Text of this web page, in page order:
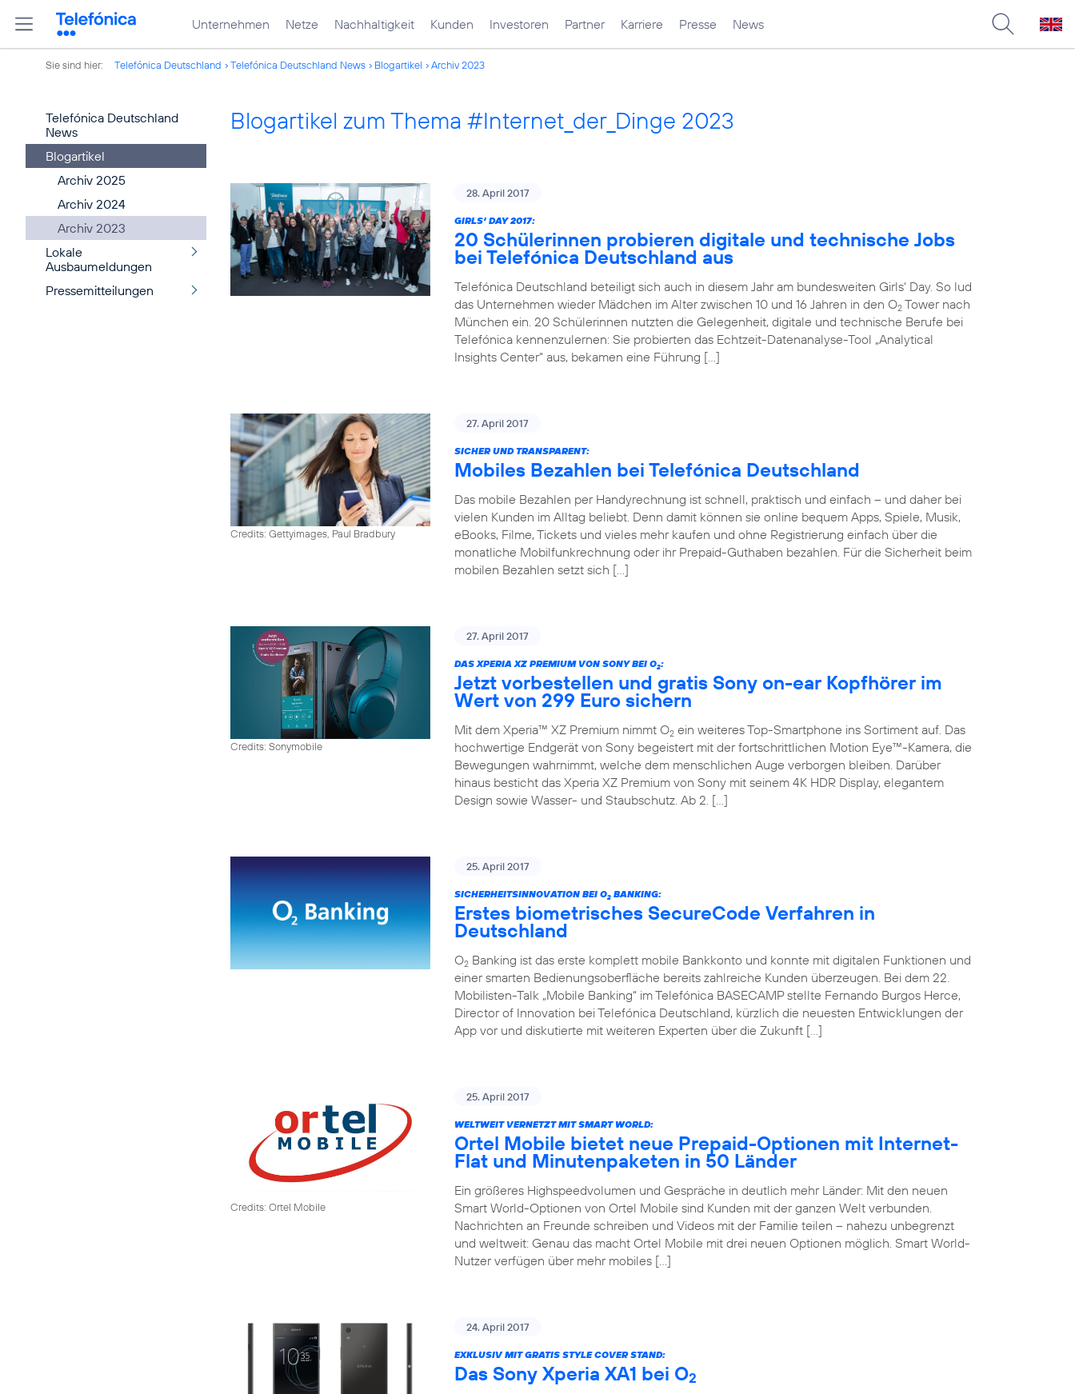
Unternehmen Netze Nachhaltigkeit Kunden Investoren Partner Karriere Presse News
Sie sind hier: Telefónica Deutschland Telefónica Deutschland News Blogartikel Archiv 2023
Telefónica Deutschland
News
Blogartikel
Archiv 2025
Archiv 2024
Archiv 2023
Lokale
Ausbaumeldungen
Pressemitteilungen
Blogartikel zum Thema #Internet_der_Dinge 2023
28. April 2017
GIRLS‘ DAY 2017:
20 Schülerinnen probieren digitale und technische Jobs
bei Telefónica Deutschland aus
Telefónica Deutschland beteiligt sich auch in diesem Jahr am bundesweiten Girls‘ Day. So lud
das Unternehmen wieder Mädchen im Alter zwischen 10 und 16 Jahren in den O2 Tower nach
München ein. 20 Schülerinnen nutzten die Gelegenheit, digitale und technische Berufe bei
Telefónica kennenzulernen: Sie probierten das Echtzeit-Datenanalyse-Tool „Analytical
Insights Center“ aus, bekamen eine Führung […]
Credits: Gettyimages, Paul Bradbury
27. April 2017
SICHER UND TRANSPARENT:
Mobiles Bezahlen bei Telefónica Deutschland
Das mobile Bezahlen per Handyrechnung ist schnell, praktisch und einfach – und daher bei
vielen Kunden im Alltag beliebt. Denn damit können sie online bequem Apps, Spiele, Musik,
eBooks, Filme, Tickets und vieles mehr kaufen und ohne Registrierung einfach über die
monatliche Mobilfunkrechnung oder ihr Prepaid-Guthaben bezahlen. Für die Sicherheit beim
mobilen Bezahlen setzt sich […]
Credits: Sonymobile
27. April 2017
DAS XPERIA XZ PREMIUM VON SONY BEI O2:
Jetzt vorbestellen und gratis Sony on-ear Kopfhörer im
Wert von 299 Euro sichern
Mit dem Xperia™ XZ Premium nimmt O2 ein weiteres Top-Smartphone ins Sortiment auf. Das
hochwertige Endgerät von Sony begeistert mit der fortschrittlichen Motion Eye™-Kamera, die
Bewegungen wahrnimmt, welche dem menschlichen Auge verborgen bleiben. Darüber
hinaus besticht das Xperia XZ Premium von Sony mit seinem 4K HDR Display, elegantem
Design sowie Wasser- und Staubschutz. Ab 2. […]
25. April 2017
SICHERHEITSINNOVATION BEI O2 BANKING:
Erstes biometrisches SecureCode Verfahren in
Deutschland
O2 Banking ist das erste komplett mobile Bankkonto und konnte mit digitalen Funktionen und
einer smarten Bedienungsoberfläche bereits zahlreiche Kunden überzeugen. Bei dem 22.
Mobilisten-Talk „Mobile Banking“ im Telefónica BASECAMP stellte Fernando Burgos Herce,
Director of Innovation bei Telefónica Deutschland, kürzlich die neuesten Entwicklungen der
App vor und diskutierte mit weiteren Experten über die Zukunft […]
Credits: Ortel Mobile
25. April 2017
WELTWEIT VERNETZT MIT SMART WORLD:
Ortel Mobile bietet neue Prepaid-Optionen mit Internet-
Flat und Minutenpaketen in 50 Länder
Ein größeres Highspeedvolumen und Gespräche in deutlich mehr Länder: Mit den neuen
Smart World-Optionen von Ortel Mobile sind Kunden mit der ganzen Welt verbunden.
Nachrichten an Freunde schreiben und Videos mit der Familie teilen – nahezu unbegrenzt
und weltweit: Genau das macht Ortel Mobile mit drei neuen Optionen möglich. Smart World-
Nutzer verfügen über mehr mobiles […]
24. April 2017
EXKLUSIV MIT GRATIS STYLE COVER STAND:
Das Sony Xperia XA1 bei O2